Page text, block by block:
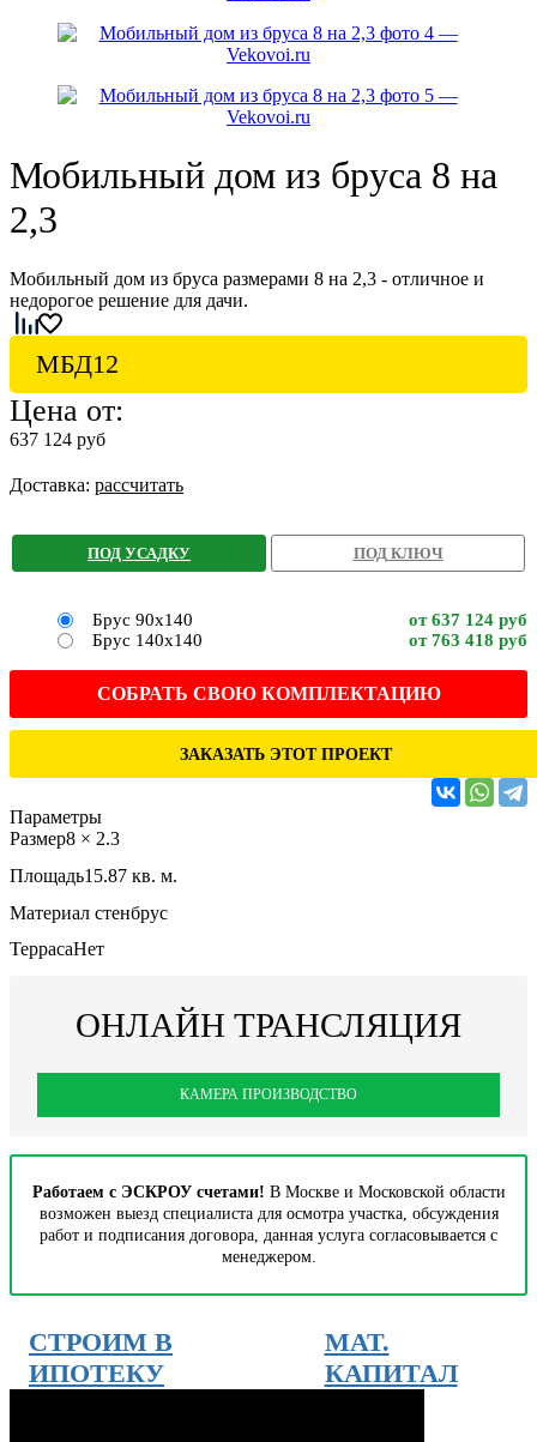
Мобильный дом из бруса 8 на
2,3
Мобильный дом из бруса размерами 8 на 2,3 - отличное и
недорогое решение для дачи.
МБД12
Цена от:
637 124 руб
Доставка: рассчитать
ПОД УСАДКУ ПОД КЛЮЧ
Брус 90х140
от 637 124 руб
Брус 140х140
от 763 418 руб
СОБРАТЬ СВОЮ КОМПЛЕКТАЦИЮ
ЗАКАЗАТЬ ЭТОТ ПРОЕКТ
Параметры
Размер8 × 2.3
Площадь15.87 кв. м.
Материал стенбрус
ТеррасаНет
ОНЛАЙН ТРАНСЛЯЦИЯ
КАМЕРА ПРОИЗВОДСТВО
Работаем с ЭСКРОУ счетами! В Москве и Московской области
возможен выезд специалиста для осмотра участка, обсуждения
работ и подписания договора, данная услуга согласовывается с
менеджером.
СТРОИМ В
ИПОТЕКУ
МАТ.
КАПИТАЛ